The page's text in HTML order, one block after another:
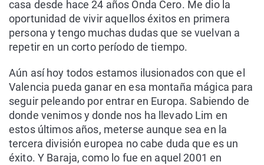
casa desde hace 24 años Onda Cero. Me dio la
oportunidad de vivir aquellos éxitos en primera
persona y tengo muchas dudas que se vuelvan a
repetir en un corto período de tiempo.
Aún así hoy todos estamos ilusionados con que el
Valencia pueda ganar en esa montaña mágica para
seguir peleando por entrar en Europa. Sabiendo de
donde venimos y donde nos ha llevado Lim en
estos últimos años, meterse aunque sea en la
tercera división europea no cabe duda que es un
éxito. Y Baraja, como lo fue en aquel 2001 en